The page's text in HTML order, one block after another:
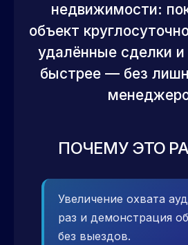
недвижимости:
объект
удалённые сделки и
быстрее — без
ПОЧЕМУ ЭТО
Увеличение охвата
раз и демонстрация
без выездов.